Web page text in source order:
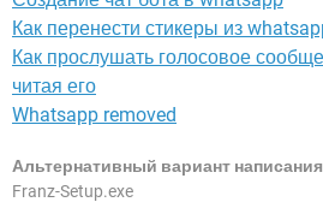
Как перенести стикеры из
Как прослушать голосовое
читая его
Whatsapp removed
Альтернативный вариант
Franz-Setup.exe